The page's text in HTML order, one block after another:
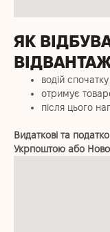
ЯК
водій
отримує
після цього
Видаткові та
Укрпоштою або